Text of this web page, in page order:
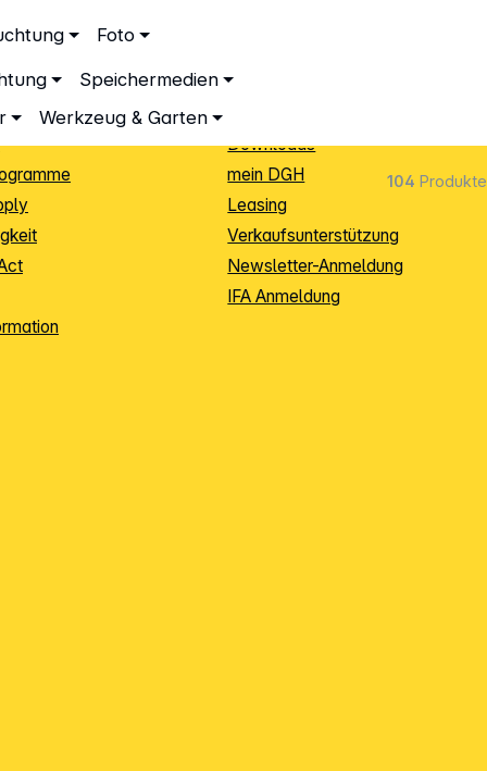
Foto
Speichermedien
Werkzeug & Garten
104 Produkte
Sendungsverfolgung
Downloads
mein DGH
Leasing
Verkaufsunterstützung
Newsletter-Anmeldung
IFA Anmeldung